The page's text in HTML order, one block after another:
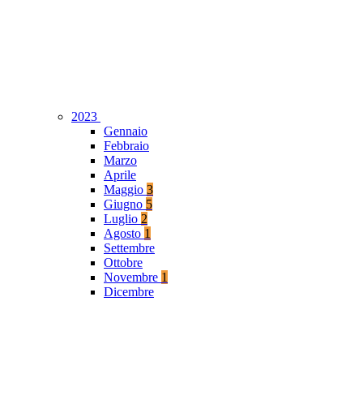
2023
Gennaio
Febbraio
Marzo
Aprile
Maggio 3
Giugno 5
Luglio 2
Agosto 1
Settembre
Ottobre
Novembre 1
Dicembre